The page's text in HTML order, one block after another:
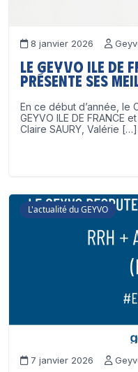
8 janvier 2026
Le GEYVO Ile de
présente ses
En ce début d’année, le
GEYVO ILE DE FRANCE
Claire SAURY, Valérie […]
L'actualité du GEYVO
7 janvier 2026